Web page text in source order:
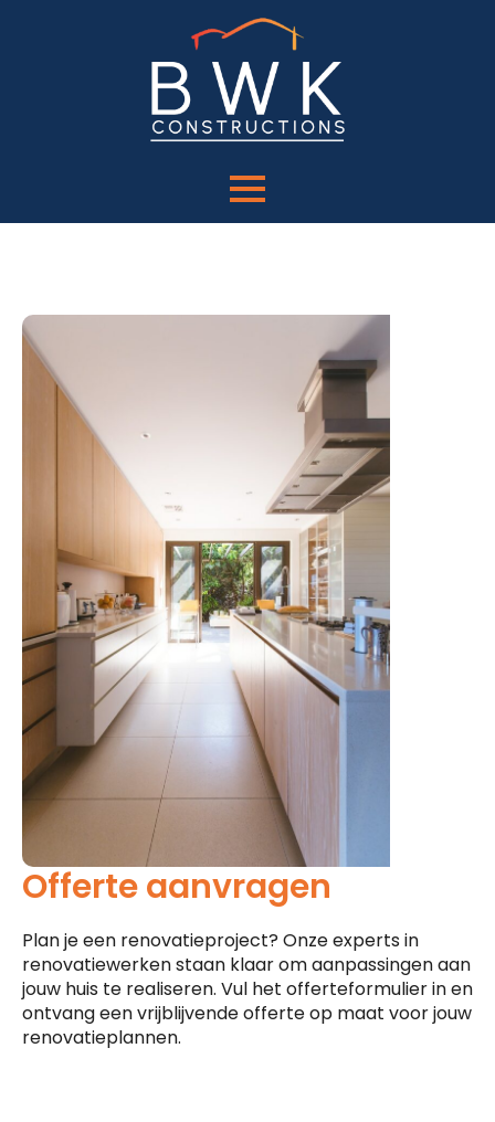
Offerte aanvragen
Plan je een renovatieproject? Onze experts in
renovatiewerken staan klaar om aanpassingen aan
jouw huis te realiseren. Vul het offerteformulier in en
ontvang een vrijblijvende offerte op maat voor jouw
renovatieplannen.